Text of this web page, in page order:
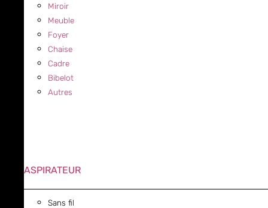
Miroir
Meuble
Foyer
Chaise
Cadre
Bibelot
Autres
ASPIRATEUR
Sans fil